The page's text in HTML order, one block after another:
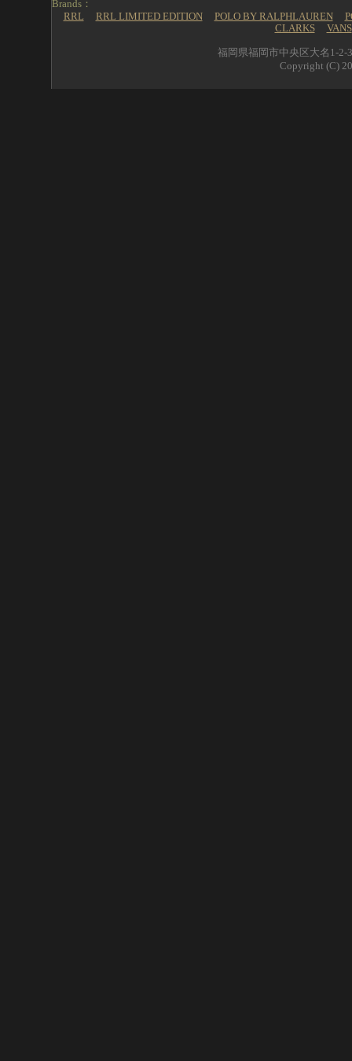
Brands：
RRL
RRL LIMITED EDITION POLO BY RALPHLAUREN
CLARKS
VANS
福岡県福岡市中央区大名1-2-
Copyright (C)